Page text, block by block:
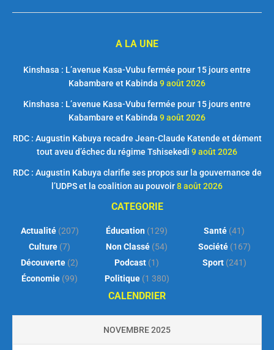
A LA UNE
Kinshasa : L’avenue Kasa-Vubu fermée pour 15 jours entre
Kabambare et Kabinda 9 août 2026
Kinshasa : L’avenue Kasa-Vubu fermée pour 15 jours entre
Kabambare et Kabinda 9 août 2026
RDC : Augustin Kabuya recadre Jean-Claude Katende et dément
tout aveu d’échec du régime Tshisekedi 9 août 2026
RDC : Augustin Kabuya clarifie ses propos sur la gouvernance de
l’UDPS et la coalition au pouvoir8 août 2026
CATEGORIE
Actualité(207)
Culture (7)
Découverte (2)
Économie (99)
Éducation (129)
Non Classé (54)
Podcast (1)
Politique(1 380)
Santé (41)
Société(167)
Sport(241)
CALENDRIER
NOVEMBRE 2025